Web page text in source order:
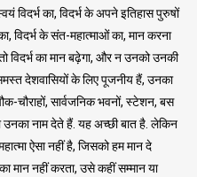
विदर्भ का, विदर्भ के अपने इतिहास पुरुषों
विदर्भ के संत-महात्माओं का, मान करना
विदर्भ का मान बढ़ेगा, और न उनको उनकी
देशवासियों के लिए पूजनीय हैं, उनका
चौराहों, सार्वजनिक भवनों, स्टेशन, बस
नाम देते हैं. यह अच्छी बात है. लेकिन
ऐसा नहीं है, जिसको हम मान दे
मान नहीं करता, उसे कहीं सम्मान या